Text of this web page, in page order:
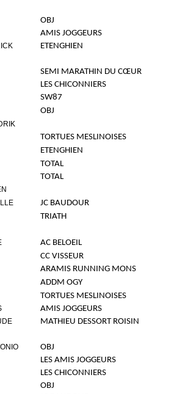
OBJ
AMIS JOGGEURS
ETENGHIEN
SEMI MARATHIN DU CŒUR
LES CHICONNIERS
SW87
OBJ
TORTUES MESLINOISES
ETENGHIEN
TOTAL
TOTAL
JC BAUDOUR
TRIATH
AC BELOEIL
CC VISSEUR
ARAMIS RUNNING MONS
ADDM OGY
TORTUES MESLINOISES
AMIS JOGGEURS
MATHIEU DESSORT ROISIN
OBJ
LES AMIS JOGGEURS
LES CHICONNIERS
OBJ